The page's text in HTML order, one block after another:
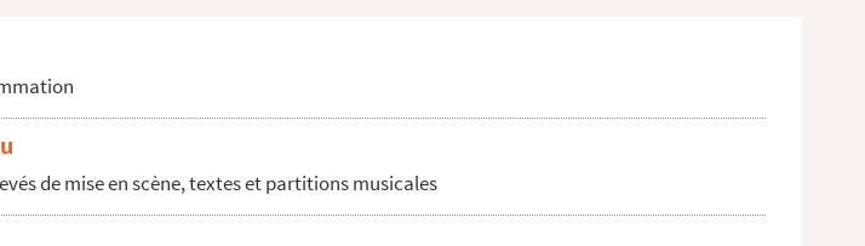
de mise en scène, textes et partitions musicales